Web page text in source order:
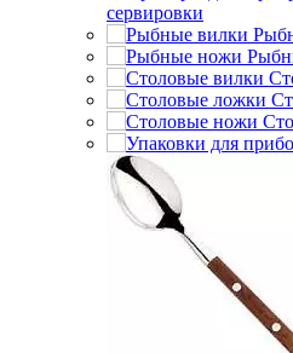
сервировки